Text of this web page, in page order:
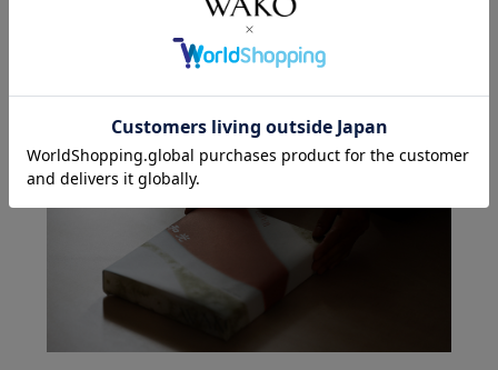
ご希望に合わせた包装方法でご対応い